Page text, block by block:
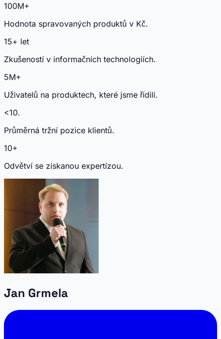
100M+
Hodnota spravovaných produktů v Kč.
15+ let
Zkušeností v informačních technologiích.
5M+
Uživatelů na produktech, které jsme řídili.
<10.
Průměrná tržní pozice klientů.
10+
Odvětví se získanou expertízou.
Jan Grmela